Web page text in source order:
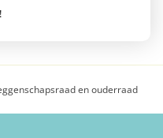
en ouderraad